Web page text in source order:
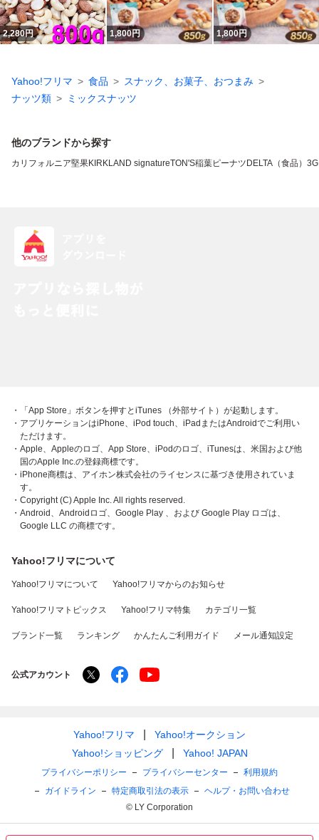
2,280円 1,800円 1,800円
Yahoo!フリマ 食品
スナック、お菓子、おつまみ
ナッツ類
ミックスナッツ
他のブランドから探す
カリフォルニア堅果KIRKLAND signatureTON'S稲葉ピーナツ DELTA（食品）
・「App Store」ボタンを押すとiTunes （外部サイト）が起動します。
・アプリケーションはiPhone、iPod touch、iPadまたはAndroidでご利用い
ただけます。
・Apple、Appleのロゴ、App Store、iPodのロゴ、iTunesは、米国および他
国のApple Inc.の登録商標です。
・iPhone商標は、アイホン株式会社のライセンスに基づき使用されていま
す。
・Copyright (C) Apple Inc. All rights reserved.
・Android、Androidロゴ、Google Play 、および Google Play ロゴは、
Google LLC の商標です。
Yahoo!フリマについて
Yahoo!フリマについて Yahoo!フリマからのお知らせ
Yahoo!フリマトピックス Yahoo!フリマ特集 カテゴリ一覧
ブランド一覧 ランキング かんたんご利用ガイド メール通知設定
公式アカウント
Yahoo!フリマ
Yahoo!オークション
Yahoo!ショッピング
Yahoo! JAPAN
プライバシーポリシー プライバシーセンター
利用規約
ガイドライン
特定商取引法の表示
ヘルプ・お問い合わせ
© LY Corporation